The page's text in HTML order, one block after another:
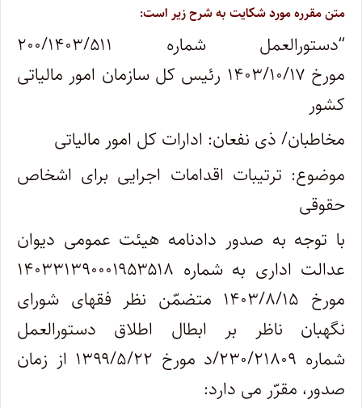
متن مقرره مورد شکایت به شرح زیر است:
“دستورالعمل شماره ۲۰۰/۱۴۰۳/۵۱۱
مورخ ۱۴۰۳/۱۰/۱۷ رئیس کل سازمان امور مالیاتی
کشور
مخاطبان/ ذی نفعان: ادارات کل امور مالیاتی
موضوع: ترتیبات اقدامات اجرایی برای اشخاص
حقوقی
با توجه به صدور دادنامه هیئت عمومی دیوان
عدالت اداری به شماره ۱۴۰۳۳۱۳۹۰۰۰۱۹۵۳۵۱۸
مورخ ۱۴۰۳/۸/۱۵ متضمّن نظر فقهای شورای
نگهبان ناظر بر ابطال اطلاق دستورالعمل
شماره ۲۳۰/۲۱۸۰۹/د مورخ ۱۳۹۹/۵/۲۲ از زمان
صدور، مقرّر می دارد: